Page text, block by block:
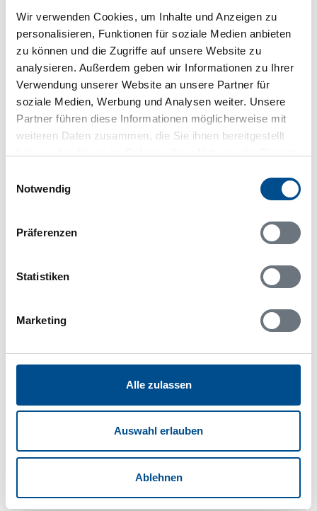
Wir verwenden Cookies, um Inhalte und Anzeigen zu
personalisieren, Funktionen für soziale Medien anbieten
zu können und die Zugriffe auf unsere Website zu
analysieren. Außerdem geben wir Informationen zu Ihrer
Verwendung unserer Website an unsere Partner für
soziale Medien, Werbung und Analysen weiter. Unsere
Partner führen diese Informationen möglicherweise mit
weiteren Daten zusammen, die Sie ihnen bereitgestellt
Notwendig
Präferenzen
Statistiken
Marketing
Alle zulassen
Auswahl erlauben
Ablehnen
Adresse
Ferienhaus S84162
Västra Fors Byväg 149
782 75 Malungsfors
In Ihrem Browser scheint ein
Skriptblocker/AdBlocker aktiviert zu sein!
Das Bereitstellen und Ausführen einiger
verhindert. Um die Funktionen nutzen zu können,
deaktivieren Sie bitte den Blocker für diese Seite
Hinweis:
Nachdem Sie Ihre Erlaubnis gegeben
Belegungskalender
Anzahl Reisende auswählen
Anreisetag im Belegungskalender anklicken
Sie bekommen Verfügbarkeit und Preis angezeigt